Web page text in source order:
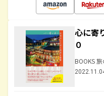
心に寄
０
BOOKS